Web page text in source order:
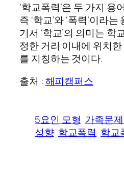
‘학교폭력’은 두 가지 용
즉 ‘학교’와 ‘폭력’이라
기서 ‘학교’의 의미는 학
정한 거리 이내에 위치
를 지칭하는 것이다.
출처 :해피캠퍼스
5요인 모형 가족문
성향 학교폭력 학교